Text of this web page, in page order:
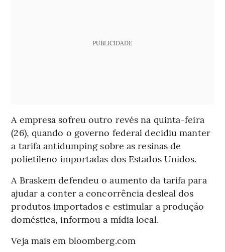
PUBLICIDADE
A empresa sofreu outro revés na quinta-feira
(26), quando o governo federal decidiu manter
a tarifa antidumping sobre as resinas de
polietileno importadas dos Estados Unidos.
A Braskem defendeu o aumento da tarifa para
ajudar a conter a concorrência desleal dos
produtos importados e estimular a produção
doméstica, informou a mídia local.
Veja mais em bloomberg.com